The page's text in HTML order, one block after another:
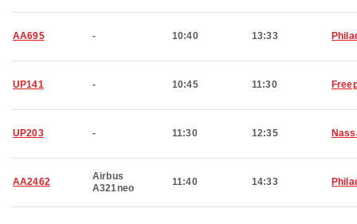
AA695 - 10:40 13:33
UP141 - 10:45 11:30
UP203 - 11:30 12:35
AA2462
Airbus
A321neo
11:40 14:33